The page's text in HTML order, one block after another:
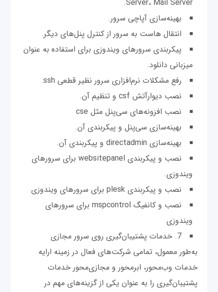
Server، Mail Server.
بهینه‌سازی آپاچی سرور.
انتقال هاست به سرور از کنترل پنل‌های دیگر.
پیکربندی سرورهای ویندوزی برای استفاده به عنوان
میزبانی دانلود.
رفع مشکلات نرم‌افزاری سرور نظیر قطعی ssh.
نصب دیوارآتش csf و تنظیم آن.
نصب افزونه‌های سی‌پنل مثل cse
بهینه‌سازی سی‌پنل و پیکربندی آن‌.
بهینه‌سازی directadmin و پیکربندی آن.
نصب و پیکربندی websitepanel برای سرورهای
ویندوزی.
نصب و پیکربندی plesk برای سرور‌های ویندوزی
نصب و کانفیگ mspcontrol برای سرور‌های
ویندوزی
7. خدمات پشتیبان‌گیری روی سرور مجازی
به‌طور معمول، تمامی شرکت‌های فعال در زمینه ارایه
خدمات وب‌محور، ابرمحور و مجازی‌محور خدمات
پشتیبان‌گیری را به عنوان یکی از گزینه‌های مهم در